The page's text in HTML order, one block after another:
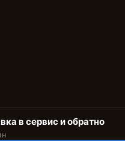
в сервис и обратно